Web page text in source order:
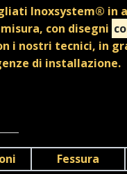
Inoxsystem® in
con disegni
i nostri tecnici, in
di installazione.
Fessura